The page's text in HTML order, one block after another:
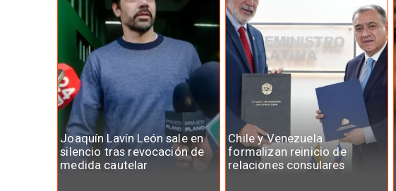
Joaquín Lavín León sale en
silencio tras revocación de
medida cautelar
Chile y Venezuela
formalizan reinicio de
relaciones consulares